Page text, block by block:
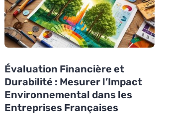
Évaluation Financière et
Durabilité : Mesurer l’Impact
Environnemental dans les
Entreprises Françaises